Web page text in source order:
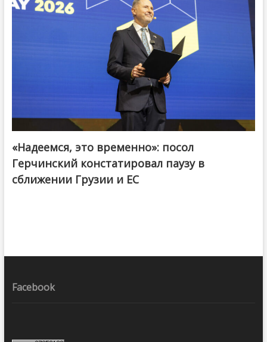
«Надеемся, это временно»: посол
Герчинский констатировал паузу в
сближении Грузии и ЕС
Facebook